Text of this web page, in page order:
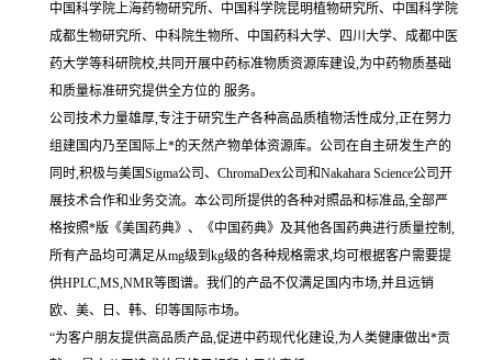
中国科学院上海药物研究所、中国科学院昆明植物研究所、中国科学院
成都生物研究所、中科院生物所、中国药科大学、四川大学、成都中医
药大学等科研院校,共同开展中药标准物质资源库建设,为中药物质基础
和质量标准研究提供全方位的 服务。
公司技术力量雄厚,专注于研究生产各种高品质植物活性成分,正在努力
组建国内乃至国际上*的天然产物单体资源库。公司在自主研发生产的
同时,积极与美国Sigma公司、ChromaDex公司和Nakahara Science公司开
展技术合作和业务交流。本公司所提供的各种对照品和标准品,全部严
格按照*版《美国药典》、《中国药典》及其他各国药典进行质量控制,
所有产品均可满足从mg级到kg级的各种规格需求,均可根据客户需要提
供HPLC,MS,NMR等图谱。我们的产品不仅满足国内市场,并且远销
欧、美、日、韩、印等国际市场。
“为客户朋友提供高品质产品,促进中药现代化建设,为人类健康做出*贡